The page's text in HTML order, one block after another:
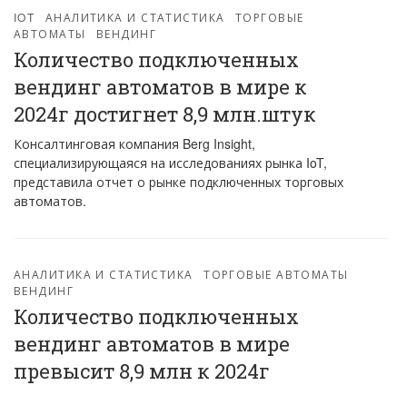
IOT АНАЛИТИКА И СТАТИСТИКА
ТОРГОВЫЕ
АВТОМАТЫ
ВЕНДИНГ
Количество подключенных
вендинг автоматов в мире к
2024г достигнет 8,9 млн.штук
Консалтинговая компания Berg Insight,
специализирующаяся на исследованиях рынка IoT,
представила отчет о рынке подключенных торговых
автоматов.
АНАЛИТИКА И СТАТИСТИКА
ТОРГОВЫЕ АВТОМАТЫ
ВЕНДИНГ
Количество подключенных
вендинг автоматов в мире
превысит 8,9 млн к 2024г